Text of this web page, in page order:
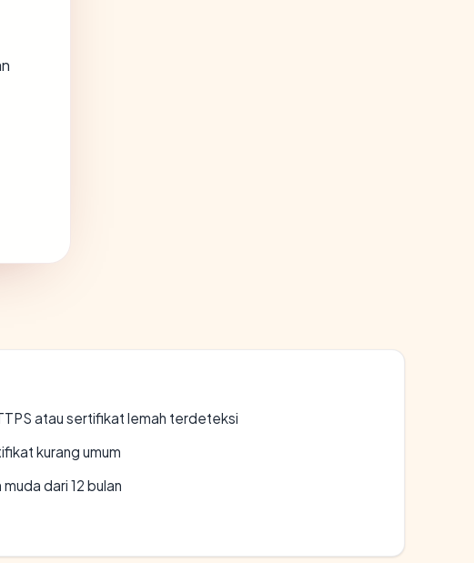
atau sertifikat lemah terdeteksi
kurang umum
dari 12 bulan